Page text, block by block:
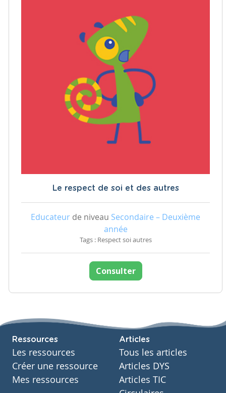
Le respect de soi et des autres
Educateur de niveau Secondaire – Deuxième
année
Tags : Respect soi autres
Consulter
Ressources
Les ressources
Créer une ressource
Mes ressources
Articles
Tous les articles
Articles DYS
Articles TIC